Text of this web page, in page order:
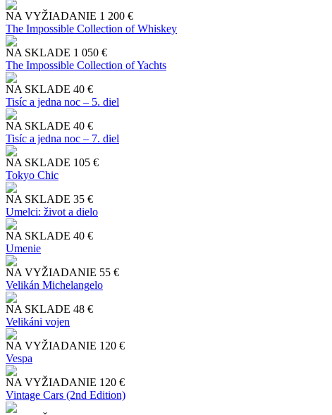
NA VYŽIADANIE 1 200 €
The Impossible Collection of Whiskey
NA SKLADE 1 050 €
The Impossible Collection of Yachts
NA SKLADE 40 €
Tisíc a jedna noc – 5. diel
NA SKLADE 40 €
Tisíc a jedna noc – 7. diel
NA SKLADE 105 €
Tokyo Chic
NA SKLADE 35 €
Umelci: život a dielo
NA SKLADE 40 €
Umenie
NA VYŽIADANIE 55 €
Velikán Michelangelo
NA SKLADE 48 €
Velikáni vojen
NA VYŽIADANIE 120 €
Vespa
NA VYŽIADANIE 120 €
Vintage Cars (2nd Edition)